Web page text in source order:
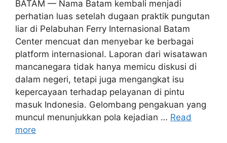
BATAM — Nama Batam kembali menjadi
perhatian luas setelah dugaan praktik pungutan
liar di Pelabuhan Ferry Internasional Batam
Center mencuat dan menyebar ke berbagai
platform internasional. Laporan dari wisatawan
mancanegara tidak hanya memicu diskusi di
dalam negeri, tetapi juga mengangkat isu
kepercayaan terhadap pelayanan di pintu
masuk Indonesia. Gelombang pengakuan yang
muncul menunjukkan pola kejadian … Read
more